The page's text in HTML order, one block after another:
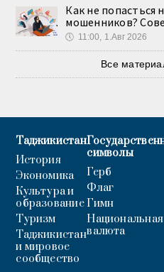
Как не попасться
мошенников?
🕔 11:00, 1.Авг 2026
Все
Таджикистан
История
Экономика
Культура и
образование
Туризм
Таджикистан
и мировое
сообщество
символы
Герб
Флаг
Гимн
Национальная
валюта